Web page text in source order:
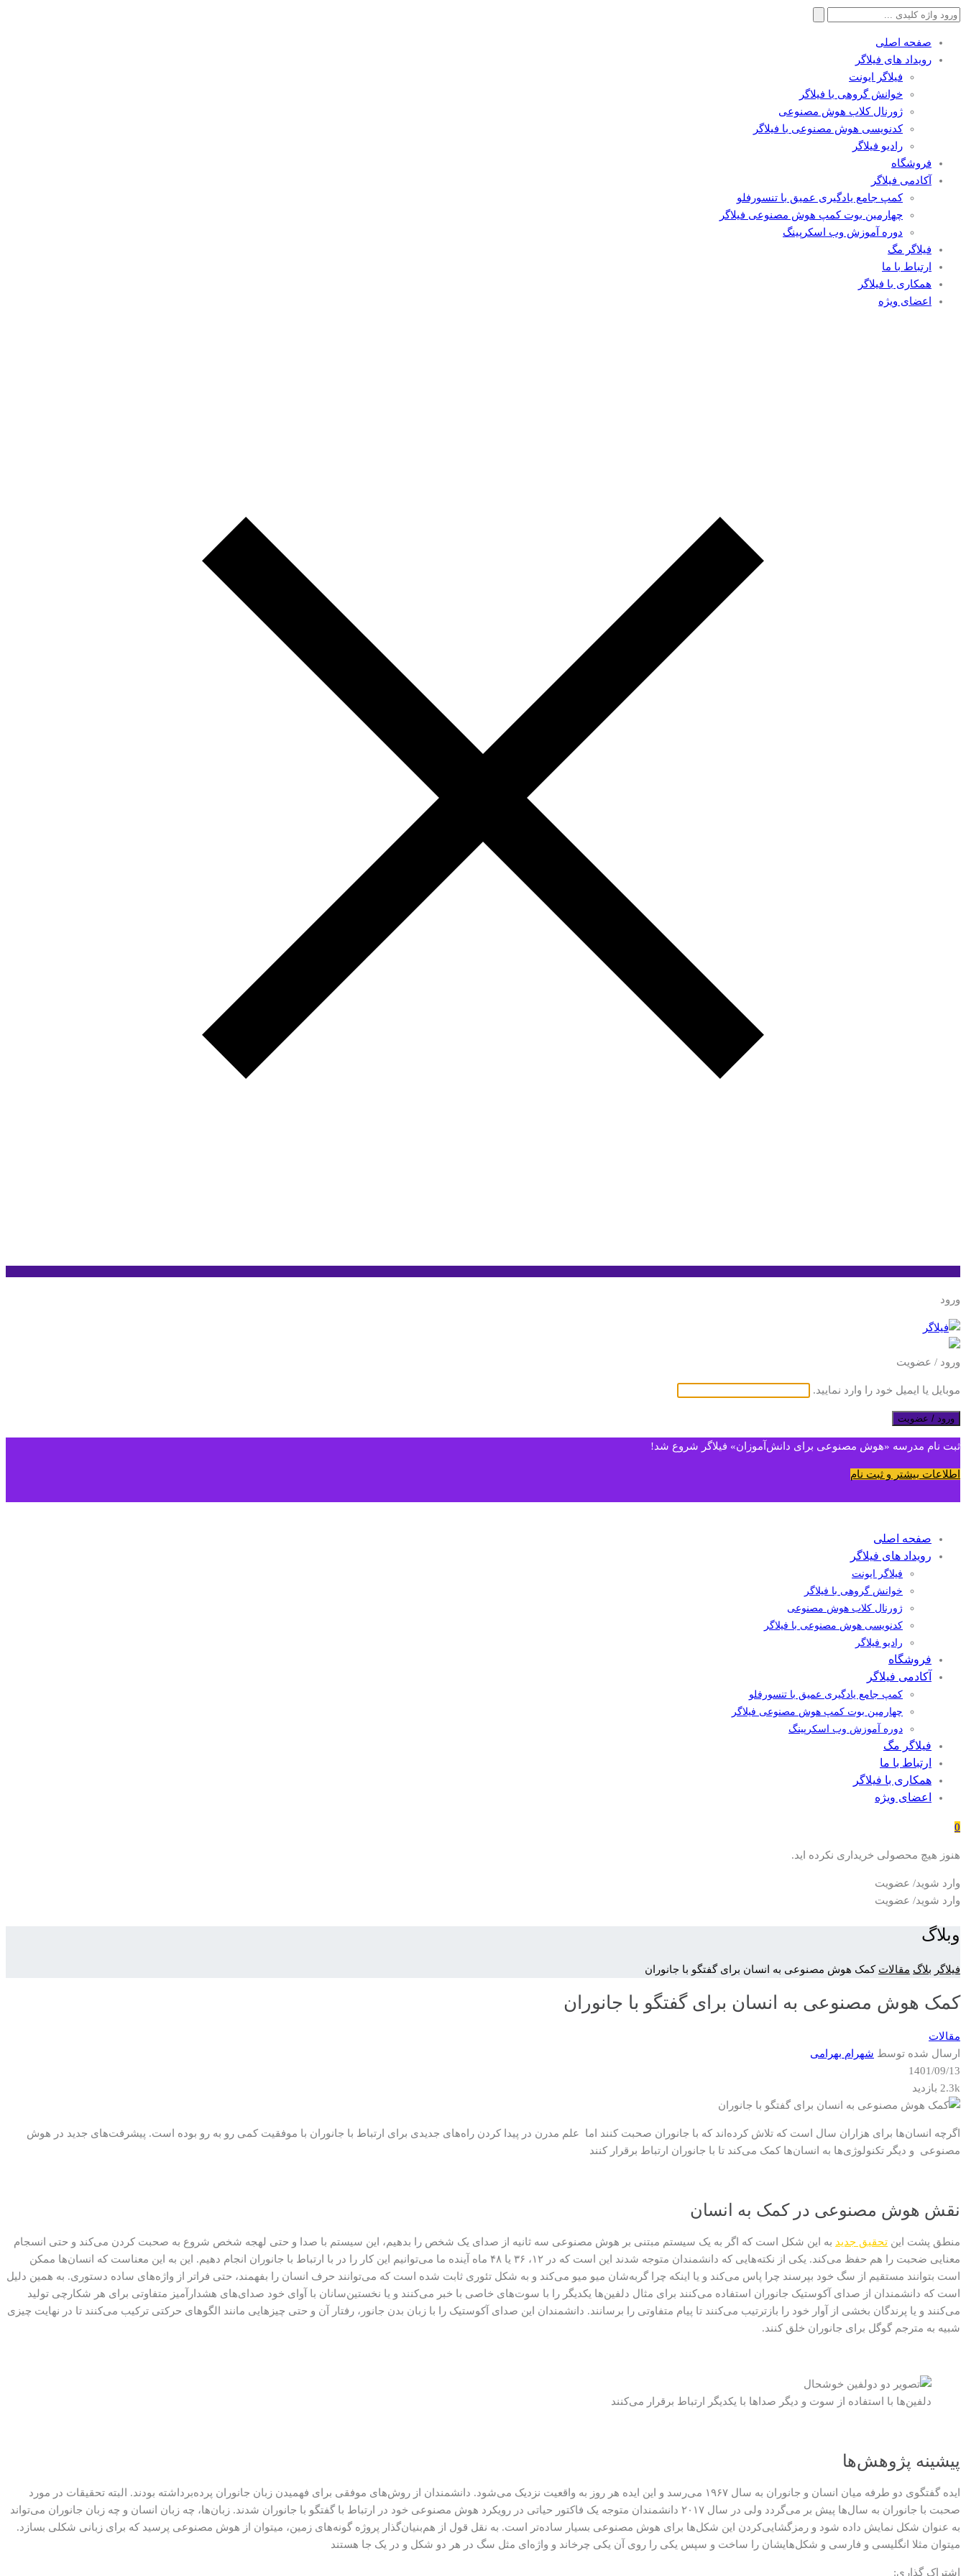
جستجو
صفحه اصلی
رویداد های فیلاگر
فیلاگر ایونت
خوانش گروهی با فیلاگر
ژورنال کلاب هوش مصنوعی
کدنویسی هوش مصنوعی با فیلاگر
رادیو فیلاگر
فروشگاه
آکادمی فیلاگر
کمپ جامع یادگیری عمیق با تنسورفلو
چهارمین بوت کمپ هوش مصنوعی فیلاگر
دوره آموزش وب اسکرپینگ
فیلاگر مگ
ارتباط با ما
همکاری با فیلاگر
اعضای ویژه
ورود
ورود / عضویت
موبایل یا ایمیل خود را وارد نمایید.
ورود / عضویت
ثبت نام مدرسه «هوش مصنوعی برای دانش‌آموزان» فیلاگر شروع شد!
اطلاعات بیشتر و ثبت نام
صفحه اصلی
رویداد های فیلاگر
فیلاگر ایونت
خوانش گروهی با فیلاگر
ژورنال کلاب هوش مصنوعی
کدنویسی هوش مصنوعی با فیلاگر
رادیو فیلاگر
فروشگاه
آکادمی فیلاگر
کمپ جامع یادگیری عمیق با تنسورفلو
چهارمین بوت کمپ هوش مصنوعی فیلاگر
دوره آموزش وب اسکرپینگ
فیلاگر مگ
ارتباط با ما
همکاری با فیلاگر
اعضای ویژه
0
هنوز هیچ محصولی خریداری نکرده اید.
وارد شوید/ عضویت
وارد شوید/ عضویت
وبلاگ
فیلاگر بلاگ مقالات کمک هوش مصنوعی به انسان برای گفتگو با جانوران
کمک هوش مصنوعی به انسان برای گفتگو با جانوران
مقالات
ارسال شده توسط شهرام بهرامی
1401/09/13
2.3k بازدید
اگرچه انسان‌ها برای هزاران سال است که تلاش کرده‌اند که با جانوران صحبت کنند اما علم مدرن در پیدا کردن راه‌های جدیدی برای ارتباط با جانوران با موفقیت کمی رو به رو بوده است. پیشرفت‌های جدید در هوش
مصنوعی و دیگر تکنولوژی‌ها به انسان‌ها کمک می‌کند تا با جانوران ارتباط برقرار کنند
نقش هوش مصنوعی در کمک به انسان
منطق پشت این تحقیق جدید به این شکل است که اگر به یک سیستم مبتنی بر هوش مصنوعی سه ثانیه از صدای یک شخص را بدهیم، این سیستم با صدا و حتی لهجه شخص شروع به صحبت کردن می‌کند و حتی انسجام
معنایی ضحبت را هم حفظ می‌کند. یکی از نکته‌هایی که دانشمندان متوجه شدند این است که در ۱۲، ۳۶ یا ۴۸ ماه آینده ما می‌توانیم این کار را در با ارتباط با جانوران انجام دهیم. این به این معناست که انسان‌ها ممکن
است بتوانند مستقیم از سگ خود بپرسند چرا پاس می‌کند و یا اینکه چرا گربه‌شان میو میو می‌کند و به شکل تئوری ثابت شده است که می‌توانند حرف انسان را بفهمند، حتی فراتر از واژه‌های ساده دستوری. به همین دلیل
است که دانشمندان از صدای آکوستیک جانوران استفاده می‌کنند برای مثال دلفین‌ها یکدیگر را با سوت‌های خاصی با خبر می‌کنند و یا نخستین‌سانان با آوای خود صدای‌های هشدارآمیز متفاوتی برای هر شکارچی تولید
می‌کنند و یا پرندگان بخشی از آوار خود را بازترتیب می‌کنند تا پیام متفاوتی را برسانند. دانشمندان این صدای آکوستیک را با زبان بدن جانور، رفتار آن و حتی چیزهایی مانند الگو‌های حرکتی ترکیب می‌کنند تا در نهایت چیزی
شبیه به مترجم گوگل برای جانوران خلق کنند.
دلفین‌ها با استفاده از سوت و دیگر صدا‌ها با یکدیگر ارتباط برقرار می‌کنند
پیشینه پژوهش‌ها
ایده گفتگوی دو طرفه میان انسان و جانوران به سال ۱۹۶۷ می‌رسد و این ایده هر روز به واقعیت نزدیک می‌شود. دانشمندان از روش‌های موفقی برای فهمیدن زبان جانوران پرده‌برداشته بودند. البته تحقیقات در مورد
صحبت با جانوران به سال‌ها پیش بر می‌گردد ولی در سال ۲۰۱۷ دانشمندان متوجه یک فاکتور حیاتی در رویکرد هوش مصنوعی خود در ارتباط با گفتگو با جانوران شدند. زبان‌ها، چه زبان انسان و چه زبان جانوران می‌تواند
به عنوان شکل نمایش داده شود و رمزگشایی‌کردن این شکل‌ها برای هوش مصنوعی بسیار ساده‌تر است. به نقل قول از هم‌بنیان‌گذار پروژه گونه‌های زمین، میتوان از هوش مصنوعی پرسید که برای زبانی شکلی بسازد.
میتوان مثلا انگلیسی و فارسی و شکل‌هایشان را ساخت و سپس یکی را روی آن یکی چرخاند و واژه‌ای مثل سگ در هر دو شکل و در یک جا هستند
اشتراک گذاری: